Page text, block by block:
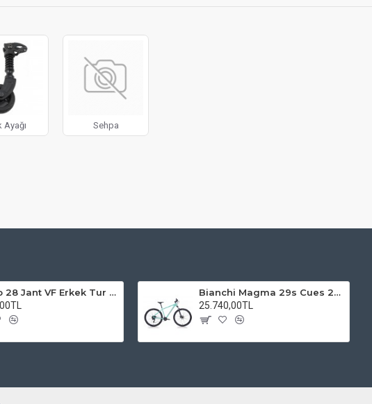
Ayağı Sehpa
Kadro 28 Jant VF Erkek Tur Şehir Bisiklet Uyumlu
Bianchi Magma 29s Cues 2x9s Dağ Bisikleti
25.740,00TL